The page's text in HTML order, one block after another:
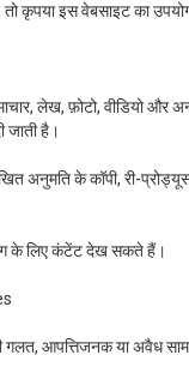
कृपया इस वेबसाइट का
लेख, फ़ोटो, वीडियो और
जाती है।
अनुमति के कॉपी, री-
के लिए कंटेंट देख सकते हैं।
गलत, आपत्तिजनक या अवैध